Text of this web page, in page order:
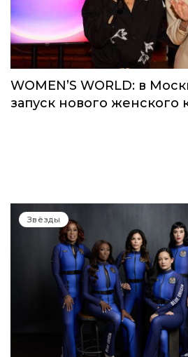
WOMEN’S WORLD: в
запуск нового женского
Звёзды